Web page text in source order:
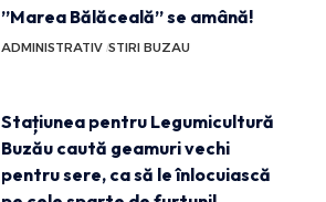
”Marea Bălăceală” se amână!
ADMINISTRATIV STIRI BUZAU
Stațiunea pentru Legumicultură
Buzău caută geamuri vechi
pentru sere, ca să le înlocuiască